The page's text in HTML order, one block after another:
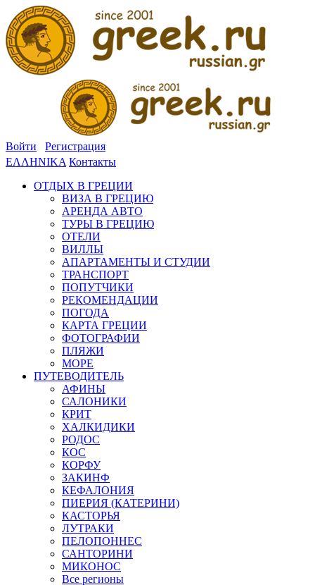
Войти
Регистрация
ΕΛΛΗΝΙΚΑ Контакты
ОТДЫХ В ГРЕЦИИ
ВИЗА В ГРЕЦИЮ
АРЕНДА АВТО
ТУРЫ В ГРЕЦИЮ
ОТЕЛИ
ВИЛЛЫ
АПАРТАМЕНТЫ И СТУДИИ
ТРАНСПОРТ
ПОПУТЧИКИ
РЕКОМЕНДАЦИИ
ПОГОДА
КАРТА ГРЕЦИИ
ФОТОГРАФИИ
ПЛЯЖИ
МОРЕ
ПУТЕВОДИТЕЛЬ
АФИНЫ
САЛОНИКИ
КРИТ
ХАЛКИДИКИ
РОДОС
КОС
КОРФУ
ЗАКИНФ
КЕФАЛОНИЯ
ПИЕРИЯ (КАТЕРИНИ)
КАСТОРЬЯ
ЛУТРАКИ
ПЕЛОПОННЕС
САНТОРИНИ
МИКОНОС
Все регионы